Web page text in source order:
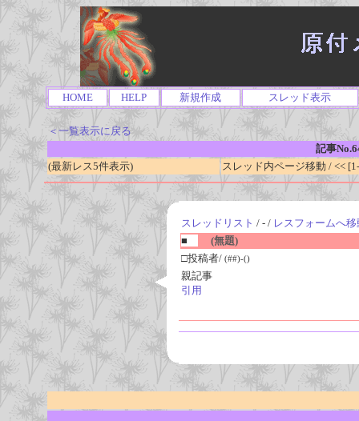
HOME HELP 新規作成 スレッド表示
＜一覧表示に戻る
記事
(最新レス5件表示)
スレッド内ページ移動 / <<
スレッドリスト / - / レスフォームへ移
■
(無題)
□投稿者/ (##)-()
親記事
引用